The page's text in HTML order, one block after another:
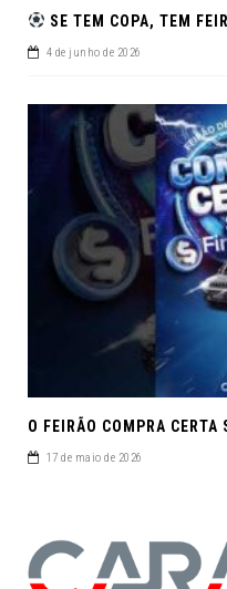
SE TEM COPA, TEM
4 de junho de 2026
17 de maio de 2026